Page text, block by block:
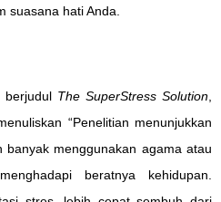
suasana hati Anda.
berjudul The SuperStress Solution,
“Penelitian menunjukkan
menggunakan agama atau
beratnya kehidupan.